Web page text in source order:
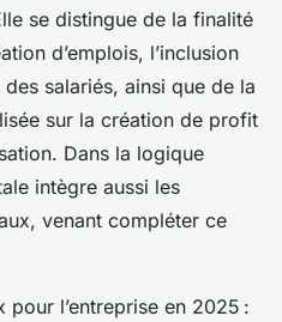
se distingue de la finalité
d’emplois, l’inclusion
salariés, ainsi que de la
sur la création de profit
Dans la logique
intègre aussi les
venant compléter ce
l’entreprise en 2025 :